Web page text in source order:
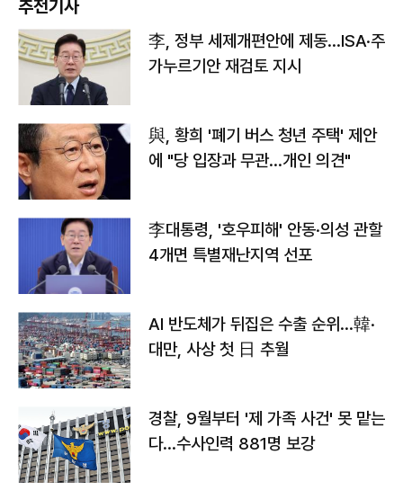
추천기사
李, 정부 세제개편안에 제동…ISA·주
가누르기안 재검토 지시
與, 황희 '폐기 버스 청년 주택' 제안
에 "당 입장과 무관…개인 의견"
李대통령, '호우피해' 안동·의성 관할
4개면 특별재난지역 선포
AI 반도체가 뒤집은 수출 순위…韓·
대만, 사상 첫 日 추월
경찰, 9월부터 '제 가족 사건' 못 맡는
다…수사인력 881명 보강